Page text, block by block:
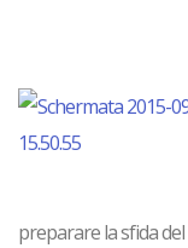
preparare la sfida del